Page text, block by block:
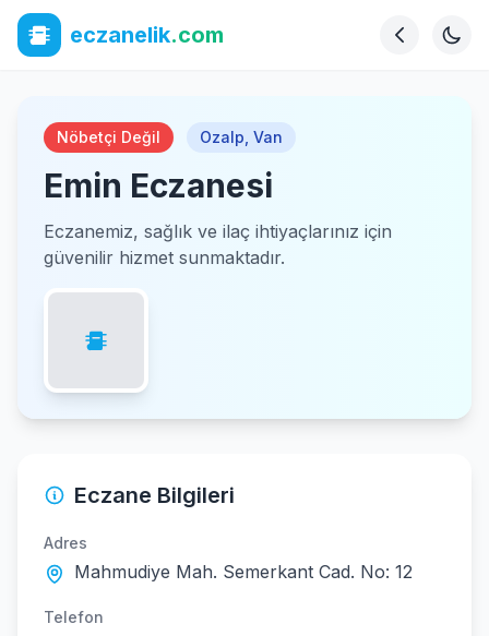
eczanelik.com
Nöbetçi Değil Ozalp Van
Emin Eczanesi
Eczanemiz, sağlık ve ilaç ihtiyaçlarınız için
güvenilir hizmet sunmaktadır.
Eczane Bilgileri
Adres
Mahmudiye Mah. Semerkant Cad. No: 12
Telefon